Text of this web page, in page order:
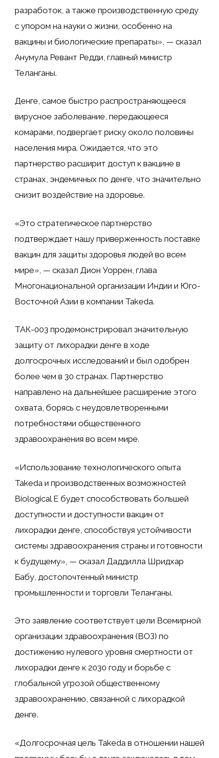
разработок, а также производственную среду
с упором на науки о жизни, особенно на
вакцины и биологические препараты», — сказал
Анумула Ревант Редди, главный министр
Теланганы.
Денге, самое быстро распространяющееся
вирусное заболевание, передающееся
комарами, подвергает риску около половины
населения мира. Ожидается, что это
партнерство расширит доступ к вакцине в
странах, эндемичных по денге, что значительно
снизит воздействие на здоровье.
«Это стратегическое партнерство
подтверждает нашу приверженность поставке
вакцин для защиты здоровья людей во всем
мире», — сказал Дион Уоррен, глава
Многонациональной организации Индии и Юго-
Восточной Азии в компании Takeda.
ТАК-003 продемонстрировал значительную
защиту от лихорадки денге в ходе
долгосрочных исследований и был одобрен
более чем в 30 странах. Партнерство
направлено на дальнейшее расширение этого
охвата, борясь с неудовлетворенными
потребностями общественного
здравоохранения во всем мире.
«Использование технологического опыта
Takeda и производственных возможностей
Biological E будет способствовать большей
доступности и доступности вакцин от
лихорадки денге, способствуя устойчивости
системы здравоохранения страны и готовности
к будущему», — сказал Даддилла Шридхар
Бабу, достопочтенный министр
промышленности и торговли Теланганы.
Это заявление соответствует цели Всемирной
организации здравоохранения (ВОЗ) по
достижению нулевого уровня смертности от
лихорадки денге к 2030 году и борьбе с
глобальной угрозой общественному
здравоохранению, связанной с лихорадкой
денге.
«Долгосрочная цель Takeda в отношении нашей